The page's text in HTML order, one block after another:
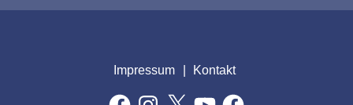
Impressum Kontakt
FacebookInstagram
X YouTubeFacebook